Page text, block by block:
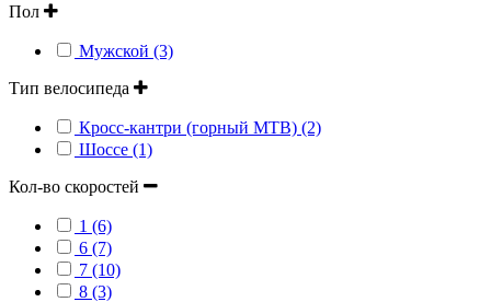
Пол
Мужской (3)
Тип велосипеда
Кросс-кантри (горный MTB) (2)
Шоссе (1)
Кол-во скоростей
1 (6)
6 (7)
7 (10)
8 (3)